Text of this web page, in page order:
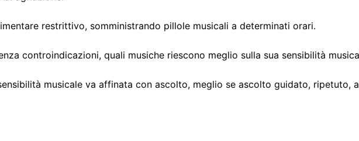
restrittivo, somministrando pillole musicali a determinati orari.
controindicazioni, quali musiche riescono meglio sulla sua sensibilità
musicale va affinata con ascolto, meglio se ascolto guidato, ripetuto,